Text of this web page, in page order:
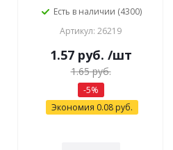
Есть в наличии (4300)
Артикул: 26219
1.57руб. /шт
1.65руб.
-5%
Экономия 0.08руб.